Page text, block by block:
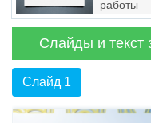
работы
Слайды и текст
Слайд 1